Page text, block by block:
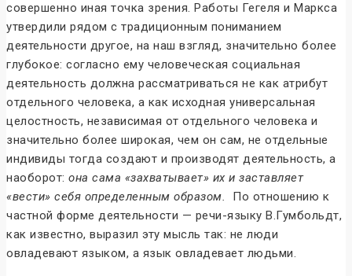
совершенно иная точка зрения. Работы Гегеля и Маркса
утвердили рядом с традиционным пониманием
деятельности другое, на наш взгляд, значительно более
глубокое: согласно ему человеческая социальная
деятельность должна рассматриваться не как атрибут
отдельного человека, а как исходная универсальная
целостность, независимая от отдельного человека и
значительно более широкая, чем он сам, не отдельные
индивиды тогда создают и производят деятельность, а
наоборот: она сама «захватывает» их и заставляет
«вести» себя определенным образом.
По отношению к
частной форме деятельности — речи-языку В.Гумбольдт,
как известно, выразил эту мысль так: не люди
овладевают языком, а язык овладевает людьми.